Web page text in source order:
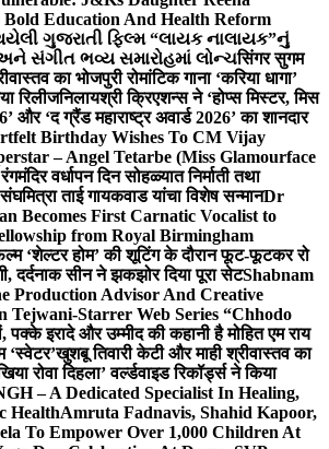
Education And Health Reform
ગુજરાતી ફિલ્મ “લાયક નાલાયક”નું
સંગીત ભવ્ય સમારોહમાં લોન્ચसिंगर सुगम
का भोजपुरी रोमांटिक गाना ‘करिया धागा’
रिलीजनिलायश्री क्रिएशन्स ने ‘होप्स मिस्टर, मिस
और ‘द ग्रैंड महाराष्ट्र अवार्ड 2026’ का शानदार
Birthday Wishes To CM Vijay
– Angel Tetarbe (Miss Glamourface
वर्धापन दिन सोहळ्यात निर्माती तथा
संघमित्रा ताई गायकवाड यांचा विशेष सन्मानDr
Becomes First Carnatic Vocalist to
from Royal Birmingham
‘शेल्टर होम’ की शूटिंग के दौरान फूट-फूटकर रो
दर्दनाक सीन ने झकझोर दिया पूरा सेटShabnam
Production Advisor And Creative
Tejwani-Starrer Web Series “Chhodo
पक्के इरादे और उम्मीद की कहानी है मोहित एम राय
‘स्वेटर’खुशबू तिवारी केटी और माही श्रीवास्तव का
रोवा दिहला’ वर्ल्डवाइड रिकॉर्ड्स ने किया
– A Dedicated Specialist In Healing,
HealthAmruta Fadnavis, Shahid Kapoor,
To Empower Over 1,000 Children At